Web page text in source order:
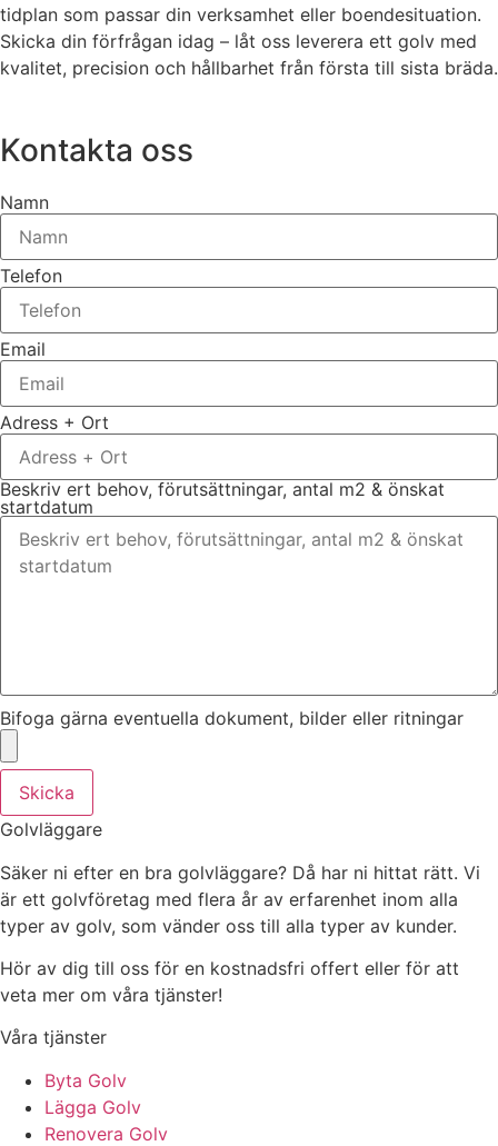
tidplan som passar din verksamhet eller boendesituation.
Skicka din förfrågan idag – låt oss leverera ett golv med
kvalitet, precision och hållbarhet från första till sista bräda.
Kontakta oss
Namn
Telefon
Email
Adress + Ort
Beskriv ert behov, förutsättningar, antal m2 & önskat
startdatum
Bifoga gärna eventuella dokument, bilder eller ritningar
Skicka
Golvläggare
Säker ni efter en bra golvläggare? Då har ni hittat rätt. Vi
är ett golvföretag med flera år av erfarenhet inom alla
typer av golv, som vänder oss till alla typer av kunder.
Hör av dig till oss för en kostnadsfri offert eller för att
veta mer om våra tjänster!
Våra tjänster
Byta Golv
Lägga Golv
Renovera Golv